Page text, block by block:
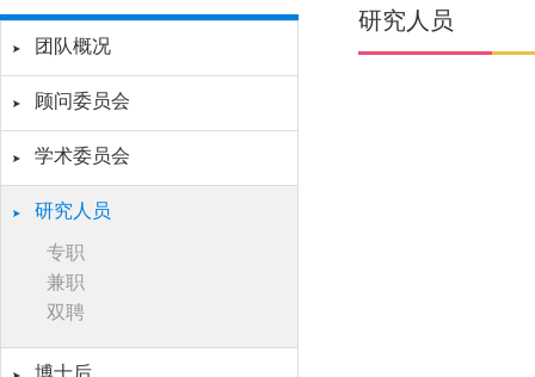
团队概况
顾问委员会
学术委员会
研究人员
专职
兼职
双聘
研究人员